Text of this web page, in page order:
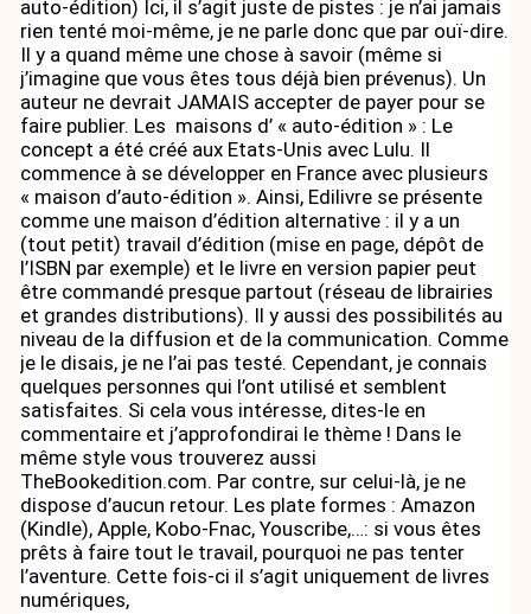
auto-édition) Ici, il s’agit juste de pistes : je n’ai jamais
rien tenté moi-même, je ne parle donc que par ouï-dire.
Il y a quand même une chose à savoir (même si
j’imagine que vous êtes tous déjà bien prévenus). Un
auteur ne devrait JAMAIS accepter de payer pour se
faire publier. Les maisons d’ « auto-édition » : Le
concept a été créé aux Etats-Unis avec Lulu. Il
commence à se développer en France avec plusieurs
« maison d’auto-édition ». Ainsi, Edilivre se présente
comme une maison d’édition alternative : il y a un
(tout petit) travail d’édition (mise en page, dépôt de
l’ISBN par exemple) et le livre en version papier peut
être commandé presque partout (réseau de librairies
et grandes distributions). Il y aussi des possibilités au
niveau de la diffusion et de la communication. Comme
je le disais, je ne l’ai pas testé. Cependant, je connais
quelques personnes qui l’ont utilisé et semblent
satisfaites. Si cela vous intéresse, dites-le en
commentaire et j’approfondirai le thème ! Dans le
même style vous trouverez aussi
TheBookedition.com. Par contre, sur celui-là, je ne
dispose d’aucun retour. Les plate formes : Amazon
(Kindle), Apple, Kobo-Fnac, Youscribe,…: si vous êtes
prêts à faire tout le travail, pourquoi ne pas tenter
l’aventure. Cette fois-ci il s’agit uniquement de livres
numériques,